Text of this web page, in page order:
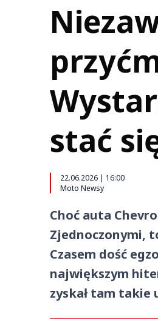
stać
22.06.2026 | 16:00
Moto Newsy
Choć auta
Zjednoczonymi,
Czasem dość
największym
zyskał tam takie